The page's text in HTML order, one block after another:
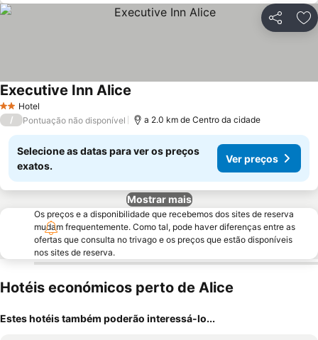
Partilhar
2 Estrelas
Hotel
Executive Inn Alice
/ Pontuação não disponível a 2.0 km de Centro da cidade
Selecione as datas para ver os preços
exatos.
Ver preços
Mostrar mais
Os preços e a disponibilidade que recebemos dos sites de reserva
mudam frequentemente. Como tal, pode haver diferenças entre as
ofertas que consulta no trivago e os preços que estão disponíveis
nos sites de reserva.
Hotéis económicos perto de Alice
Estes hotéis também poderão interessá-lo...